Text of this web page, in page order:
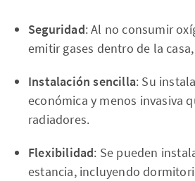
Seguridad: Al no consumir
emitir gases dentro de la
Instalación sencilla: Su
económica y menos invasiva
radiadores.
Flexibilidad: Se pueden
estancia, incluyendo